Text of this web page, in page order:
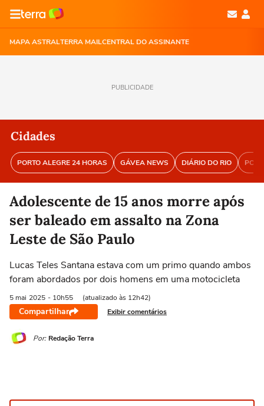
MAPA ASTRALTERRA MAILCENTRAL DO ASSINANTE
PUBLICIDADE
Cidades
PORTO ALEGRE 24 HORAS GÁVEA NEWS DIÁRIO DO RIO
Adolescente de 15 anos morre após
ser baleado em assalto na Zona
Leste de São Paulo
Lucas Teles Santana estava com um primo quando ambos
foram abordados por dois homens em uma motocicleta
5 mai 2025 - 10h55 (atualizado às 12h42)
Compartilhar Exibir comentários
Por: Redação Terra